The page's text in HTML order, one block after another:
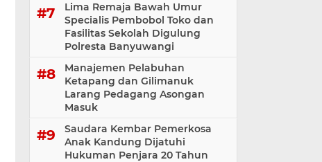
Lima Remaja Bawah Umur
Specialis Pembobol Toko dan
Fasilitas Sekolah Digulung
Polresta Banyuwangi
Manajemen Pelabuhan
Ketapang dan Gilimanuk
Larang Pedagang Asongan
Masuk
Saudara Kembar Pemerkosa
Anak Kandung Dijatuhi
Hukuman Penjara 20 Tahun